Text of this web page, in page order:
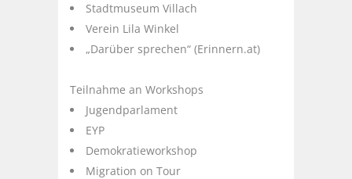
Stadtmuseum Villach
Verein Lila Winkel
„Darüber sprechen“ (Erinnern.at)
Teilnahme an Workshops
Jugendparlament
EYP
Demokratieworkshop
Migration on Tour